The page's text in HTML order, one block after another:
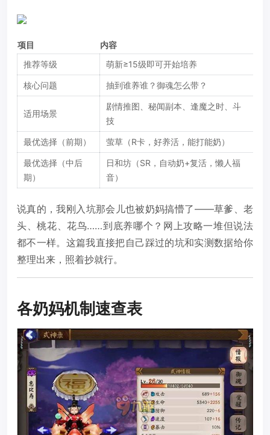
项目
内容
推荐等级
萌新≥15级即可开始培养
核心问题 抽到谁养谁？御魂怎么带？
适用场景
剧情推图、秘闻副本、逢魔之时、斗
技
最优选择（前期） 萤草（R卡，好养活，能打能奶）
最优选择（中后
期）
日和坊（SR，自动奶+复活，懒人福
音）
说真的，我刚入坑那会儿也被奶妈搞懵了——草爹、老
头、桃花、花鸟……到底养哪个？网上攻略一堆但说法
都不一样。这篇我直接把自己踩过的坑和实测数据给你
整理出来，照着抄就行。
各奶妈机制速查表